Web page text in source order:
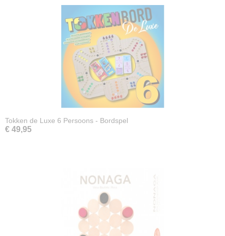
Tokken de Luxe 6 Persoons - Bordspel
€ 49,95